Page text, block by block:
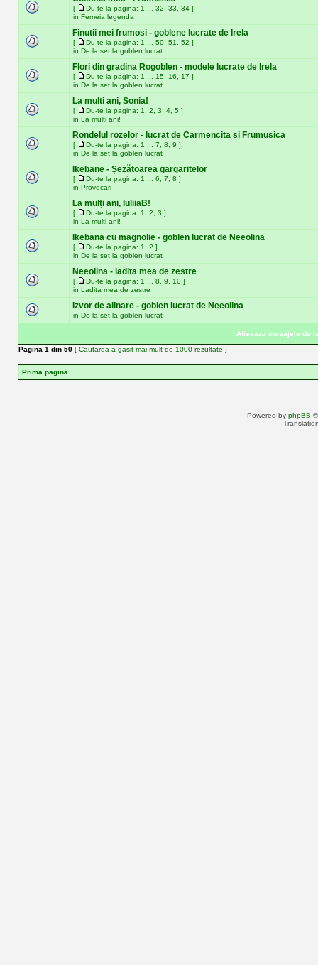
[ Du-te la pagina: 1 32 33 34 ]
in Femeia legenda
Finutii mei frumosi - goblene lucrate de Irela
[ Du-te la pagina: 1 50 51 52 ]
in De la set la goblen lucrat
Flori din gradina Rogoblen - modele lucrate de Irela
[ Du-te la pagina: 1 15 16 17 ]
in De la set la goblen lucrat
La multi ani, Sonia!
[ Du-te la pagina: 1 2 3 4 5 ]
in La multi ani!
Rondelul rozelor - lucrat de Carmencita si Frumusica
[ Du-te la pagina: 1 7 8 9 ]
in De la set la goblen lucrat
Ikebane - Șezătoarea gargaritelor
[ Du-te la pagina: 1 6 7 8 ]
in Provocari
La mulți ani, IuliiaB!
[ Du-te la pagina: 1 2 3 ]
in La multi ani!
Ikebana cu magnolie - goblen lucrat de Neeolina
[ Du-te la pagina: 1 2 ]
in De la set la goblen lucrat
Neeolina - ladita mea de zestre
[ Du-te la pagina: 1 8 9 10 ]
in Ladita mea de zestre
Izvor de alinare - goblen lucrat de Neeolina
in De la set la goblen lucrat
Afiseaza mesajele de
Pagina 1 din 50 [ Cautarea a gasit mai mult de 1000 rezultate ]
Prima pagina
Powered by phpBB